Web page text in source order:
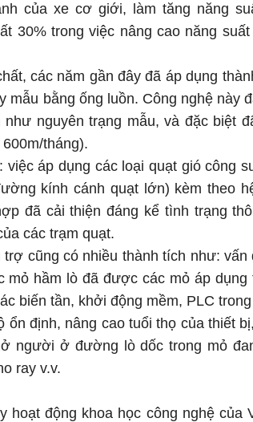
của xe cơ giới, làm tăng năng
30% trong việc nâng cao năng
các năm gần đây đã áp dụng
mẫu bằng ống luồn. Công nghệ này
nguyên trạng mẫu, và đặc biệt
tháng).
việc áp dụng các loại quạt gió công
kính cánh quạt lớn) kèm theo
đã cải thiện đáng kể tình trạng
các trạm quạt.
trợ cũng có nhiều thành tích như: vấn
mỏ hầm lò đã được các mỏ áp
biến tần, khởi động mềm, PLC
ổn định, nâng cao tuổi thọ của thiết
người ở đường lò dốc trong mỏ
ray v.v.
hoạt động khoa học công nghệ của